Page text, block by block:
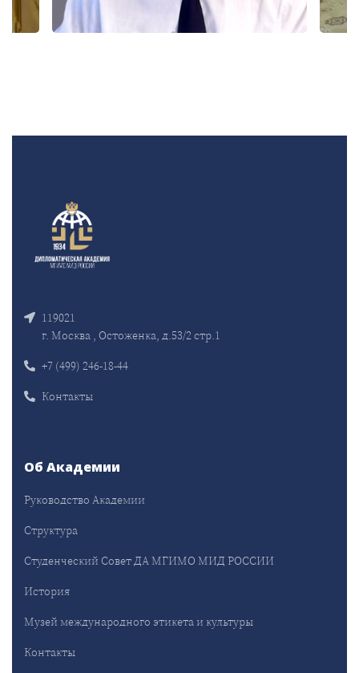
119021
г. Москва , Остоженка, д.53/2 стр.1
+7 (499) 246-18-44
Контакты
Об Академии
Руководство Академии
Структура
Студенческий Совет ДА МГИМО МИД РОССИИ
История
Музей международного этикета и культуры
Контакты